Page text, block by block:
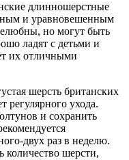
длинношерстные
и уравновешенным
но могут быть
ладят с детьми и
их отличными
шерсть британских
регулярного ухода.
и сохранить
двух раз в неделю.
количество шерсти,